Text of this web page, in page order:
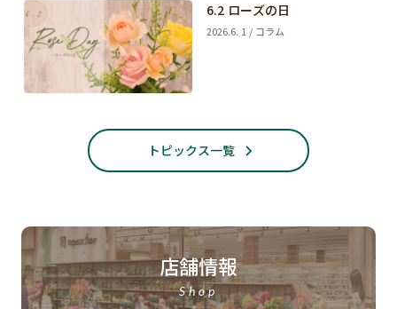
6.2 ローズの日
2026.6. 1 / コラム
トピックス一覧
店舗情報
Shop